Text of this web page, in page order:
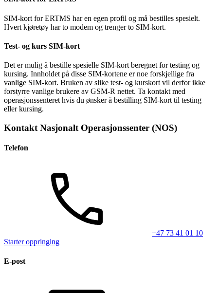
SIM-kort for ERTMS har en egen profil og må bestilles spesielt.
Hvert kjøretøy har to modem og trenger to SIM-kort.
Test- og kurs SIM-kort
Det er mulig å bestille spesielle SIM-kort beregnet for testing og
kursing. Innholdet på disse SIM-kortene er noe forskjellige fra
vanlige SIM-kort. Bruken av slike test- og kurskort vil derfor ikke
forstyrre vanlige brukere av GSM-R nettet. Ta kontakt med
operasjonssenteret hvis du ønsker å bestilling SIM-kort til testing
eller kursing.
Kontakt Nasjonalt Operasjonssenter (NOS)
Telefon
+47 73 41 01 10
Starter oppringing
E-post